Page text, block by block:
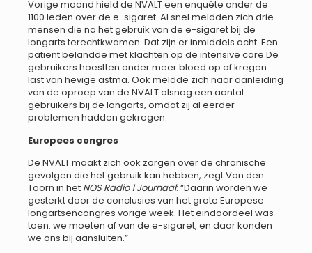
Vorige maand hield de NVALT een enquête onder de
1100 leden over de e-sigaret. Al snel meldden zich drie
mensen die na het gebruik van de e-sigaret bij de
longarts terechtkwamen. Dat zijn er inmiddels acht. Een
patiënt belandde met klachten op de intensive care.De
gebruikers hoestten onder meer bloed op of kregen
last van hevige astma. Ook meldde zich naar aanleiding
van de oproep van de NVALT alsnog een aantal
gebruikers bij de longarts, omdat zij al eerder
problemen hadden gekregen.
Europees congres
De NVALT maakt zich ook zorgen over de chronische
gevolgen die het gebruik kan hebben, zegt Van den
Toorn in het NOS Radio 1 Journaal: “Daarin worden we
gesterkt door de conclusies van het grote Europese
longartsencongres vorige week. Het eindoordeel was
toen: we moeten af van de e-sigaret, en daar konden
we ons bij aansluiten.”